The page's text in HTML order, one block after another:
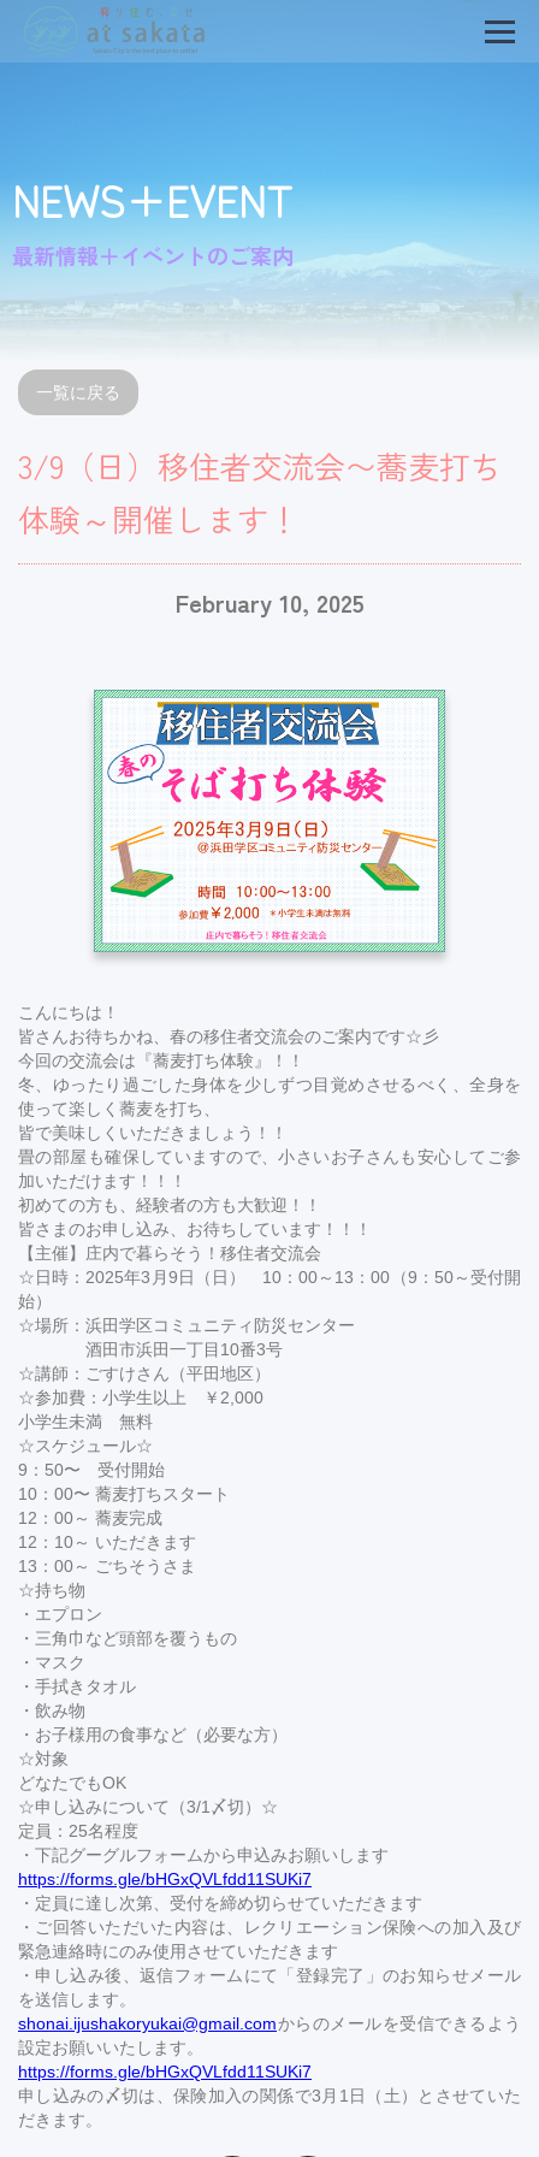
NEWS+EVENT
最新情報＋イベントのご案内
一覧に戻る
3/9（日）移住者交流会〜蕎麦打ち
体験～開催します！
February 10, 2025
こんにちは！
皆さんお待ちかね、春の移住者交流会のご案内です☆彡
今回の交流会は『蕎麦打ち体験』！！
冬、ゆったり過ごした身体を少しずつ目覚めさせるべく、全身を
使って楽しく蕎麦を打ち、
皆で美味しくいただきましょう！！
畳の部屋も確保していますので、小さいお子さんも安心してご参
加いただけます！！！
初めての方も、経験者の方も大歓迎！！
皆さまのお申し込み、お待ちしています！！！
【主催】庄内で暮らそう！移住者交流会
☆日時：2025年3月9日（日） 10：00～13：00（9：50～受付開
始）
☆場所：浜田学区コミュニティ防災センター
酒田市浜田一丁目10番3号
☆講師：ごすけさん（平田地区）
☆参加費：小学生以上 ￥2,000
小学生未満 無料
☆スケジュール☆
9：50〜 受付開始
10：00〜 蕎麦打ちスタート
12：00～ 蕎麦完成
12：10～ いただきます
13：00～ ごちそうさま
☆持ち物
・エプロン
・三角巾など頭部を覆うもの
・マスク
・手拭きタオル
・飲み物
・お子様用の食事など（必要な方）
☆対象
どなたでもOK
☆申し込みについて（3/1〆切）☆
定員：25名程度
・下記グーグルフォームから申込みお願いします
https://forms.gle/bHGxQVLfdd11SUKi7
・定員に達し次第、受付を締め切らせていただきます
・ご回答いただいた内容は、レクリエーション保険への加入及び
緊急連絡時にのみ使用させていただきます
・申し込み後、返信フォームにて「登録完了」のお知らせメール
を送信します。
shonai.ijushakoryukai@gmail.comからのメールを受信できるよう
設定お願いいたします。
https://forms.gle/bHGxQVLfdd11SUKi7
申し込みの〆切は、保険加入の関係で3月1日（土）とさせていた
だきます。